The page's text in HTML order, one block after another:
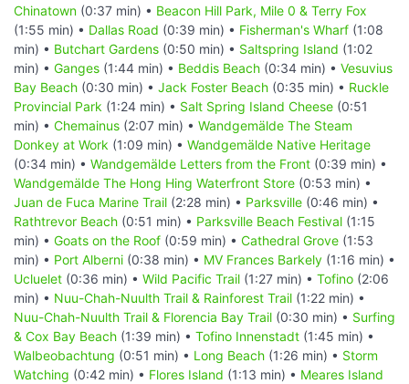
Chinatown (0:37 min) • Beacon Hill Park, Mile 0 & Terry Fox
(1:55 min) • Dallas Road (0:39 min) • Fisherman's Wharf (1:08
min) • Butchart Gardens (0:50 min) • Saltspring Island (1:02
min) • Ganges (1:44 min) • Beddis Beach (0:34 min) • Vesuvius
Bay Beach (0:30 min) • Jack Foster Beach (0:35 min) • Ruckle
Provincial Park (1:24 min) • Salt Spring Island Cheese (0:51
min) • Chemainus (2:07 min) • Wandgemälde The Steam
Donkey at Work (1:09 min) • Wandgemälde Native Heritage
(0:34 min) • Wandgemälde Letters from the Front (0:39 min) •
Wandgemälde The Hong Hing Waterfront Store (0:53 min) •
Juan de Fuca Marine Trail (2:28 min) • Parksville (0:46 min) •
Rathtrevor Beach (0:51 min) • Parksville Beach Festival (1:15
min) • Goats on the Roof (0:59 min) • Cathedral Grove (1:53
min) • Port Alberni (0:38 min) • MV Frances Barkely (1:16 min) •
Ucluelet (0:36 min) • Wild Pacific Trail (1:27 min) • Tofino (2:06
min) • Nuu-Chah-Nuulth Trail & Rainforest Trail (1:22 min) •
Nuu-Chah-Nuulth Trail & Florencia Bay Trail (0:30 min) • Surfing
& Cox Bay Beach (1:39 min) • Tofino Innenstadt (1:45 min) •
Walbeobachtung (0:51 min) • Long Beach (1:26 min) • Storm
Watching (0:42 min) • Flores Island (1:13 min) • Meares Island